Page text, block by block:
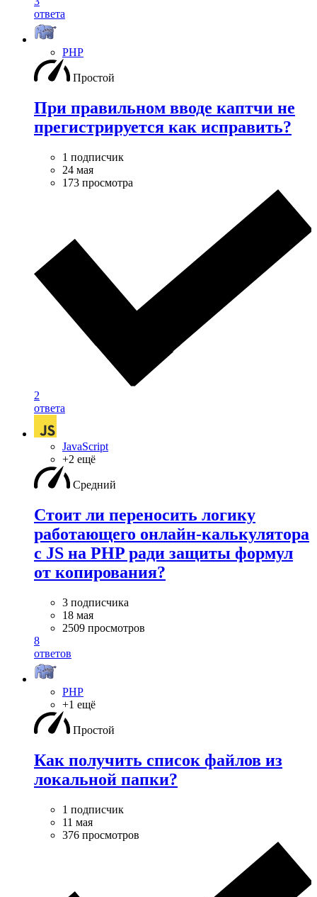
ответа
PHP
Простой
При правильном вводе каптчи не
прегистрируется как исправить?
1 подписчик
24 мая
173 просмотра
2
ответа
JavaScript
+2 ещё
Средний
Стоит ли переносить логику
работающего онлайн-калькулятора
с JS на PHP ради защиты формул
от копирования?
3 подписчика
18 мая
2509 просмотров
8
ответов
PHP
+1 ещё
Простой
Как получить список файлов из
локальной папки?
1 подписчик
11 мая
376 просмотров